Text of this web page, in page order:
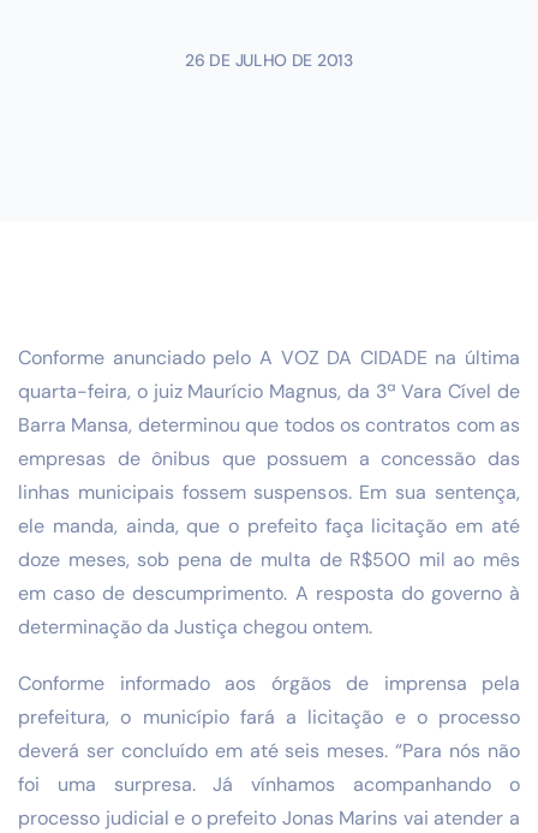
26 DE JULHO DE 2013
Conforme anunciado pelo A VOZ DA CIDADE na última
quarta-feira, o juiz Maurício Magnus, da 3ª Vara Cível de
Barra Mansa, determinou que todos os contratos com as
empresas de ônibus que possuem a concessão das
linhas municipais fossem suspensos. Em sua sentença,
ele manda, ainda, que o prefeito faça licitação em até
doze meses, sob pena de multa de R$500 mil ao mês
em caso de descumprimento. A resposta do governo à
determinação da Justiça chegou ontem.
Conforme informado aos órgãos de imprensa pela
prefeitura, o município fará a licitação e o processo
deverá ser concluído em até seis meses. “Para nós não
foi uma surpresa. Já vínhamos acompanhando o
processo judicial e o prefeito Jonas Marins vai atender a